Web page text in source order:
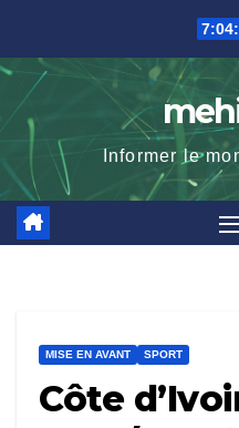
content
Informer le
MISE EN AVANT SPORT
Côte